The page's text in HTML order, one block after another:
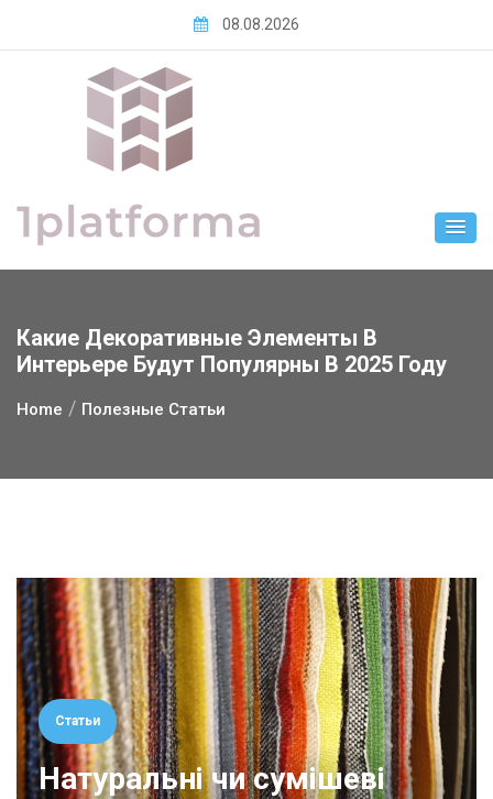
08.08.2026
Какие Декоративные Элементы В
Интерьере Будут Популярны В 2025 Году
Home Полезные Статьи
Статьи
Натуральні чи сумішеві